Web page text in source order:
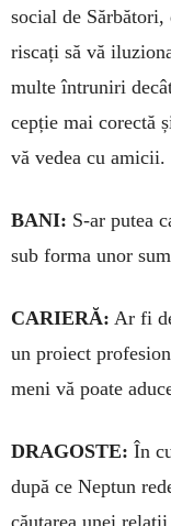
social de Sărbători,
riscați să vă
multe întruniri
cepție mai corectă
vă vedea cu amicii.
BANI: S-ar putea
sub forma unor
CARIERĂ: Ar fi
un proiect
meni vă poate
DRAGOSTE: În
după ce Nep­tun
căutarea unei